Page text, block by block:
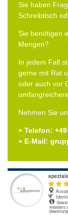
Sie haben
Schreibtisch
Sie benötigen
Mengen?
In jedem Fall
gerne mit Rat
oder auch vor
Nehmen Sie
» Telefon:
» E-Mail: